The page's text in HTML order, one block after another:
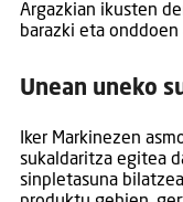
Argazkian ikusten
barazki eta onddoen
Unean uneko
Iker Markinezen
sukaldaritza egitea
sinpletasuna